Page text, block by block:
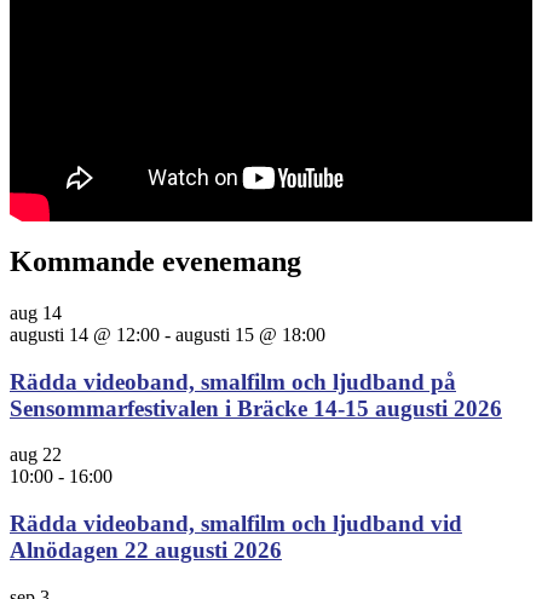
Kommande evenemang
aug 14
augusti 14 @ 12:00 - augusti 15 @ 18:00
Rädda videoband, smalfilm och ljudband på
Sensommarfestivalen i Bräcke 14-15 augusti 2026
aug 22
10:00 - 16:00
Rädda videoband, smalfilm och ljudband vid
Alnödagen 22 augusti 2026